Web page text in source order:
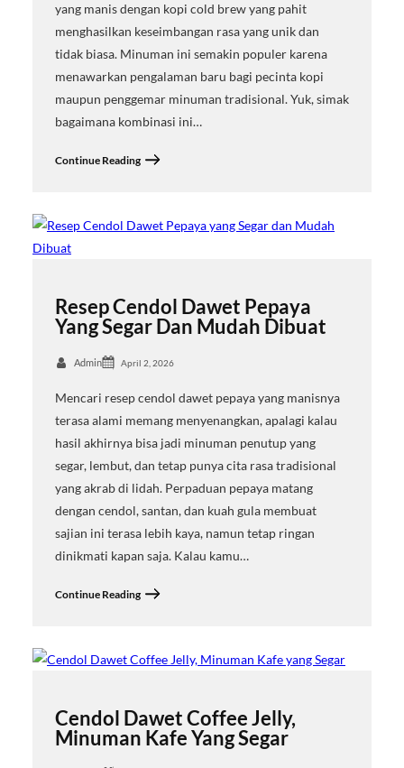
yang manis dengan kopi cold brew yang pahit
menghasilkan keseimbangan rasa yang unik dan
tidak biasa. Minuman ini semakin populer karena
menawarkan pengalaman baru bagi pecinta kopi
maupun penggemar minuman tradisional. Yuk, simak
bagaimana kombinasi ini…
Continue Reading
Resep Cendol Dawet Pepaya
Yang Segar Dan Mudah Dibuat
Admin April 2, 2026
Mencari resep cendol dawet pepaya yang manisnya
terasa alami memang menyenangkan, apalagi kalau
hasil akhirnya bisa jadi minuman penutup yang
segar, lembut, dan tetap punya cita rasa tradisional
yang akrab di lidah. Perpaduan pepaya matang
dengan cendol, santan, dan kuah gula membuat
sajian ini terasa lebih kaya, namun tetap ringan
dinikmati kapan saja. Kalau kamu…
Continue Reading
Cendol Dawet Coffee Jelly,
Minuman Kafe Yang Segar